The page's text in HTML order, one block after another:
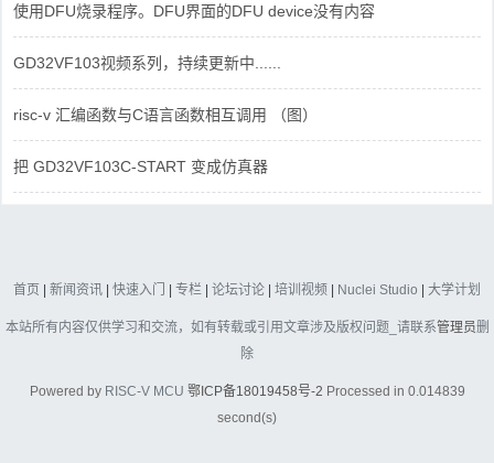
使用DFU烧录程序。DFU界面的DFU device没有内容
GD32VF103视频系列，持续更新中......
risc-v 汇编函数与C语言函数相互调用 （图）
把 GD32VF103C-START 变成仿真器
首页 | 新闻资讯 | 快速入门 | 专栏 | 论坛讨论 | 培训视频 | Nuclei Studio | 大学计划
本站所有内容仅供学习和交流，如有转载或引用文章涉及版权问题_请联系管理员删
除
Powered by RISC-V MCU 鄂ICP备18019458号-2 Processed in 0.014839
second(s)